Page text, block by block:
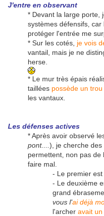
J'entre en observant
* Devant la large porte,
systèmes défensifs,
protéger l'entrée me
* Sur les cotés, je vois
vantail, mais je ne
herse.
* Le mur très épais
taillées possède un trou
les vantaux.
Les défenses actives
* Après avoir observé
pont.... ), je cherche
permettent, non pas de
faire mal.
- Le premier est
- Le deuxième
grand
vous l'ai déjà
l'archer avait